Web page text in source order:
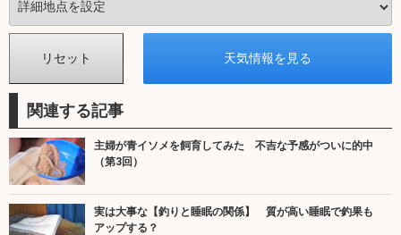
関連する記事
主婦が青イソメを飼育してみた 不吉な予感がついに的中
（第3回）
実は大事な【釣りと睡眠の関係】 質が高い睡眠で釣果も
アップする？